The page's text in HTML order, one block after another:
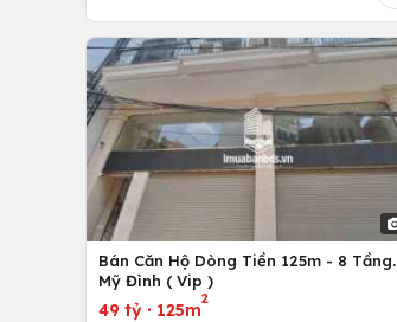
Bán Căn Hộ Dòng Tiền 125m - 8 Tầng.
Mỹ Đình ( Vip )
49 tỷ · 125m
2